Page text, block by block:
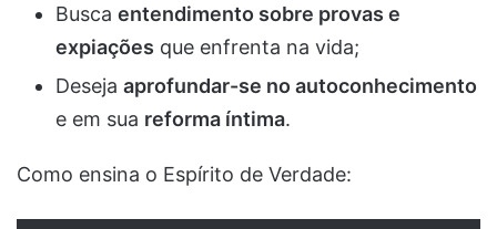
Busca entendimento sobre provas e
expiações que enfrenta na vida;
Deseja aprofundar-se no autoconhecimento
e em sua reforma íntima.
Como ensina o Espírito de Verdade: